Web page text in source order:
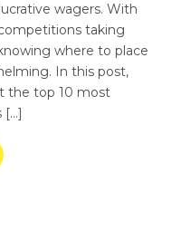
wagers. With
taking
where to place
In this post,
the top 10 most
[…]